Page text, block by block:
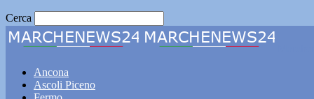
Cerca
Ancona
Ascoli Piceno